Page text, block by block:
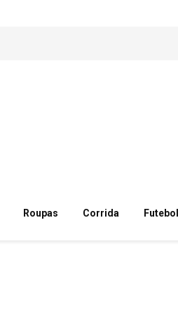
Roupas Corrida Futebol